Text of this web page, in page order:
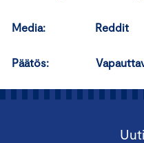
Media: Reddit
Päätös: